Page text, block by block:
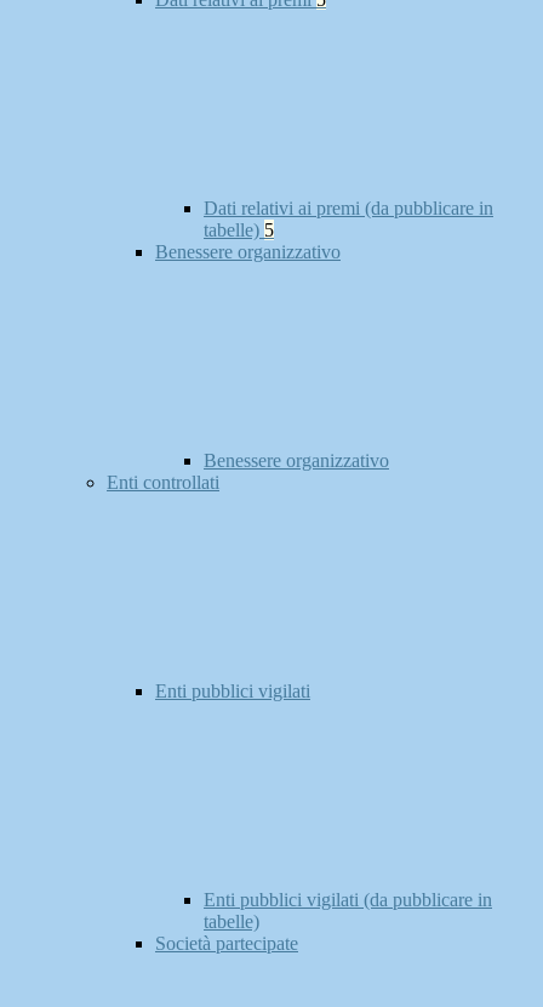
Dati relativi ai premi (da pubblicare in
tabelle) 5
Benessere organizzativo
Benessere organizzativo
Enti controllati
Enti pubblici vigilati
Enti pubblici vigilati (da pubblicare in
tabelle)
Società partecipate